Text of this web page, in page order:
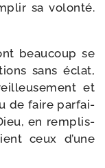
sa volon­té.
beau­coup se
sans éclat,
et
de faire par­fai­
en rem­plis­
ceux d’une